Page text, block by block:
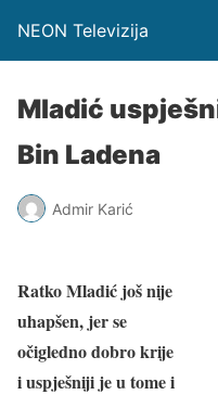
NEON Televizija
Mladić
Bin Ladena
Admir Karić
Ratko Mladić još nije
uhapšen, jer se
očigledno dobro krije
i uspješniji je u tome i